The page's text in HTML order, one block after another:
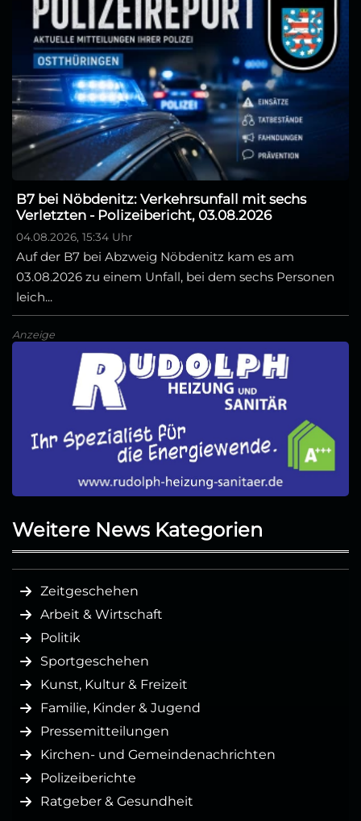
B7 bei Nöbdenitz: Verkehrsunfall mit sechs
Verletzten - Polizeibericht, 03.08.2026
04.08.2026, 15:34 Uhr
Auf der B7 bei Abzweig Nöbdenitz kam es am
03.08.2026 zu einem Unfall, bei dem sechs Personen
leich...
Anzeige
Weitere News Kategorien
Zeitgeschehen
Arbeit & Wirtschaft
Politik
Sportgeschehen
Kunst, Kultur & Freizeit
Familie, Kinder & Jugend
Pressemitteilungen
Kirchen- und Gemeindenachrichten
Polizeiberichte
Ratgeber & Gesundheit